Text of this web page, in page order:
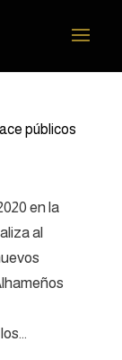
públicos
en la
al